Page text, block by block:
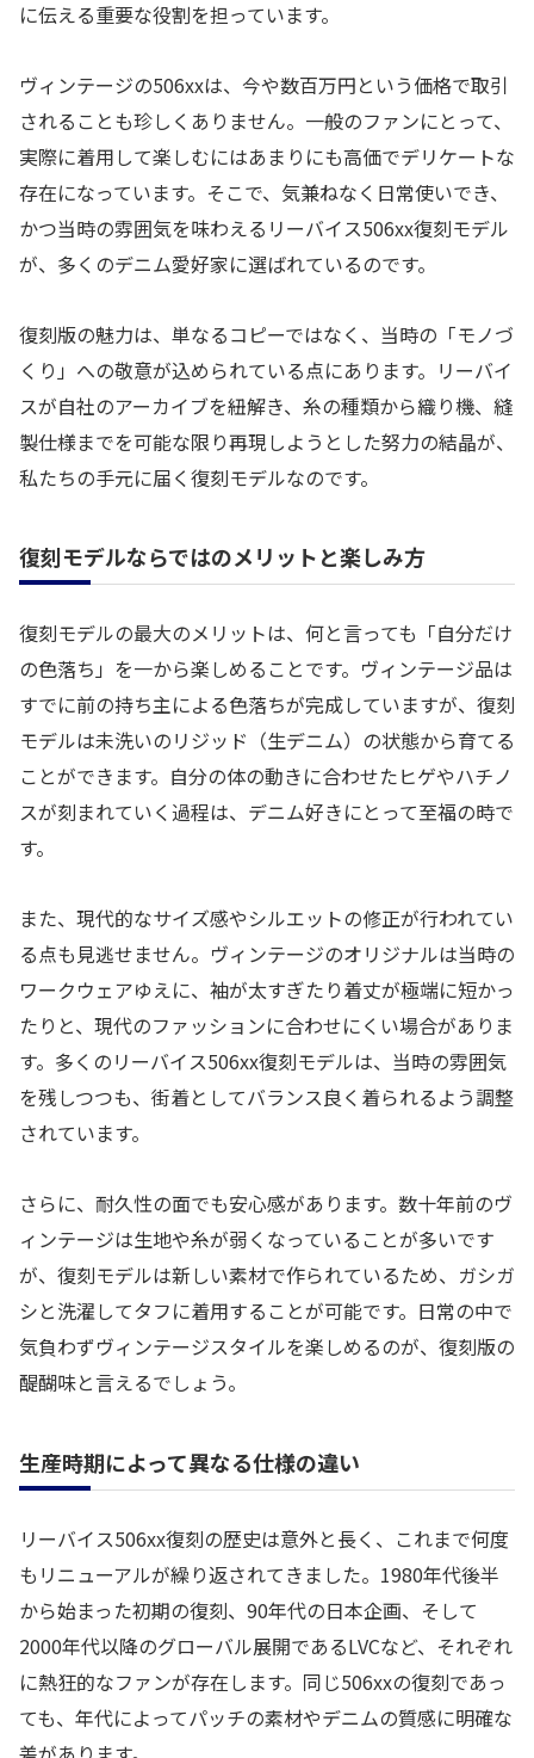
に伝える重要な役割を担っています。
ヴィンテージの506xxは、今や数百万円という価格で取引
されることも珍しくありません。一般のファンにとって、
実際に着用して楽しむにはあまりにも高価でデリケートな
存在になっています。そこで、気兼ねなく日常使いでき、
かつ当時の雰囲気を味わえるリーバイス506xx復刻モデル
が、多くのデニム愛好家に選ばれているのです。
復刻版の魅力は、単なるコピーではなく、当時の「モノづ
くり」への敬意が込められている点にあります。リーバイ
スが自社のアーカイブを紐解き、糸の種類から織り機、縫
製仕様までを可能な限り再現しようとした努力の結晶が、
私たちの手元に届く復刻モデルなのです。
復刻モデルならではのメリットと楽しみ方
復刻モデルの最大のメリットは、何と言っても「自分だけ
の色落ち」を一から楽しめることです。ヴィンテージ品は
すでに前の持ち主による色落ちが完成していますが、復刻
モデルは未洗いのリジッド（生デニム）の状態から育てる
ことができます。自分の体の動きに合わせたヒゲやハチノ
スが刻まれていく過程は、デニム好きにとって至福の時で
す。
また、現代的なサイズ感やシルエットの修正が行われてい
る点も見逃せません。ヴィンテージのオリジナルは当時の
ワークウェアゆえに、袖が太すぎたり着丈が極端に短かっ
たりと、現代のファッションに合わせにくい場合がありま
す。多くのリーバイス506xx復刻モデルは、当時の雰囲気
を残しつつも、街着としてバランス良く着られるよう調整
されています。
さらに、耐久性の面でも安心感があります。数十年前のヴ
ィンテージは生地や糸が弱くなっていることが多いです
が、復刻モデルは新しい素材で作られているため、ガシガ
シと洗濯してタフに着用することが可能です。日常の中で
気負わずヴィンテージスタイルを楽しめるのが、復刻版の
醍醐味と言えるでしょう。
生産時期によって異なる仕様の違い
リーバイス506xx復刻の歴史は意外と長く、これまで何度
もリニューアルが繰り返されてきました。1980年代後半
から始まった初期の復刻、90年代の日本企画、そして
2000年代以降のグローバル展開であるLVCなど、それぞれ
に熱狂的なファンが存在します。同じ506xxの復刻であっ
ても、年代によってパッチの素材やデニムの質感に明確な